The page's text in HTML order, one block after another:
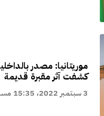
موريتانيا: مصدر
كشفت آثر مقبرة قديمة
3 سبتمبر 2022، 15:35 مساءً